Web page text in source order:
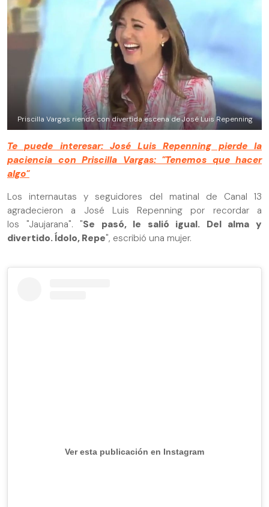
Priscilla Vargas riendo con divertida escena de José Luis Repenning
Te puede interesar: José Luis Repenning pierde la
paciencia con Priscilla Vargas: "Tenemos que hacer
algo"
Los internautas y seguidores del matinal de Canal 13
agradecieron a José Luis Repenning por recordar a
los "Jaujarana". "Se pasó, le salió igual. Del alma y
divertido. Ídolo, Repe", escribió una mujer.
Ver esta publicación en Instagram